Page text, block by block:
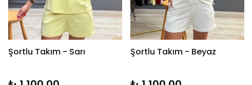
Şortlu Takım - Sarı Şortlu Takım - Beyaz